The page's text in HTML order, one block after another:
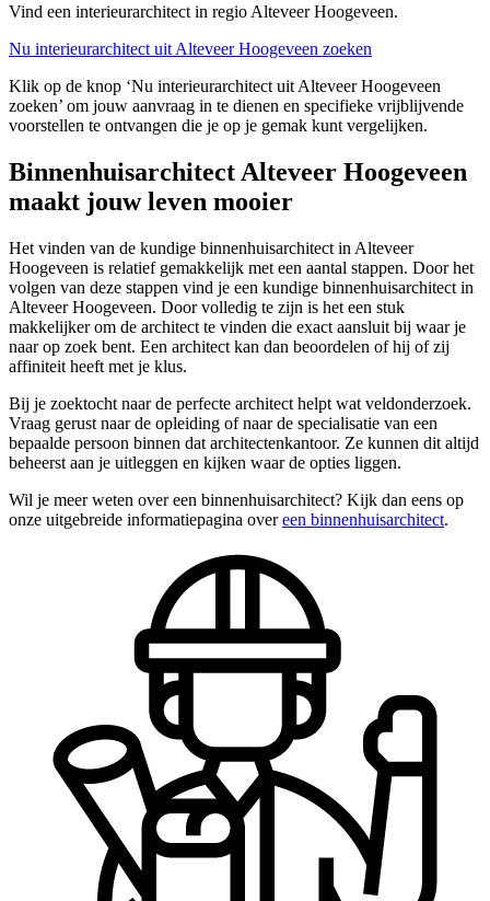
Vind een interieurarchitect in regio Alteveer Hoogeveen.
Nu interieurarchitect uit Alteveer Hoogeveen zoeken
Klik op de knop ‘Nu interieurarchitect uit Alteveer Hoogeveen
zoeken’ om jouw aanvraag in te dienen en specifieke vrijblijvende
voorstellen te ontvangen die je op je gemak kunt vergelijken.
Binnenhuisarchitect Alteveer Hoogeveen
maakt jouw leven mooier
Het vinden van de kundige binnenhuisarchitect in Alteveer
Hoogeveen is relatief gemakkelijk met een aantal stappen. Door het
volgen van deze stappen vind je een kundige binnenhuisarchitect in
Alteveer Hoogeveen. Door volledig te zijn is het een stuk
makkelijker om de architect te vinden die exact aansluit bij waar je
naar op zoek bent. Een architect kan dan beoordelen of hij of zij
affiniteit heeft met je klus.
Bij je zoektocht naar de perfecte architect helpt wat veldonderzoek.
Vraag gerust naar de opleiding of naar de specialisatie van een
bepaalde persoon binnen dat architectenkantoor. Ze kunnen dit altijd
beheerst aan je uitleggen en kijken waar de opties liggen.
Wil je meer weten over een binnenhuisarchitect? Kijk dan eens op
onze uitgebreide informatiepagina overeen binnenhuisarchitect.